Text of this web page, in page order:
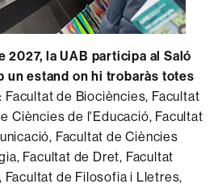
2027,la UAB participa al Saló
un estand on hi trobaràs totes
: Facultat de Biociències, Facultat
Ciències de l'Educació, Facultat
Facultat de Ciències
Facultat de Dret, Facultat
Facultat de Filosofia i Lletres,